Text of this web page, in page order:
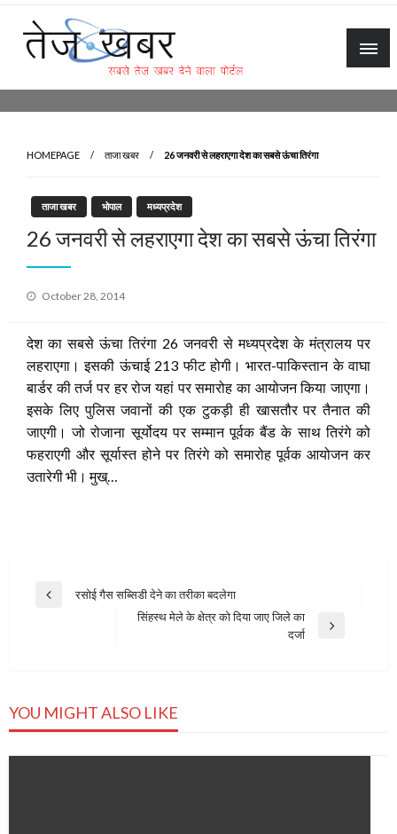
Skip
content
HOMEPAGE ताजा खबर 26 जनवरी से लहराएगा देश का सबसे ऊंचा तिरंगा
ताजा खबर भोपाल मध्यप्रदेश
26 जनवरी से लहराएगा देश का सबसे ऊंचा तिरंगा
Posted
October 28, 2014
देश का सबसे ऊंचा तिरंगा 26 जनवरी से मध्यप्रदेश के मंत्रालय पर
लहराएगा। इसकी ऊंचाई 213 फीट होगी। भारत-पाकिस्तान के वाघा
बार्डर की तर्ज पर हर रोज यहां पर समारोह का आयोजन किया जाएगा।
इसके लिए पुलिस जवानों की एक टुकड़ी ही खासतौर पर तैनात की
जाएगी। जो रोजाना सूर्योदय पर सम्मान पूर्वक बैंड के साथ तिरंगे को
फहराएगी और सूर्यास्त होने पर तिरंगे को समारोह पूर्वक आयोजन कर
उतारेगी भी। मुख्…
Post
Previous
रसोई गैस सब्सिडी देने का तरीका बदलेगा
सिंहस्थ मेले के क्षेत्र को दिया जाए जिले का
दर्जा
YOU MIGHT ALSO LIKE